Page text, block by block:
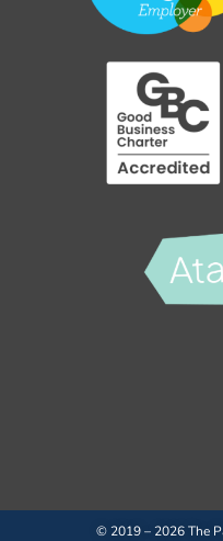
© 2019 – 2026 The